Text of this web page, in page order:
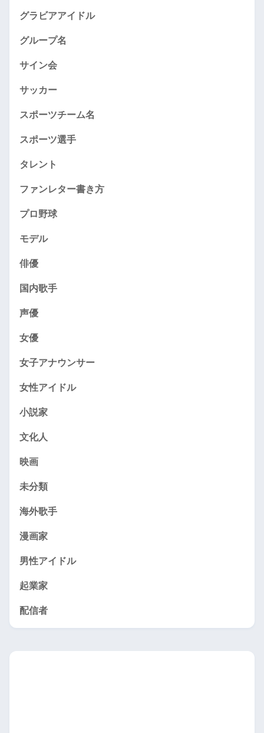
グラビアアイドル
グループ名
サイン会
サッカー
スポーツチーム名
スポーツ選手
タレント
ファンレター書き方
プロ野球
モデル
俳優
国内歌手
声優
女優
女子アナウンサー
女性アイドル
小説家
文化人
映画
未分類
海外歌手
漫画家
男性アイドル
起業家
配信者